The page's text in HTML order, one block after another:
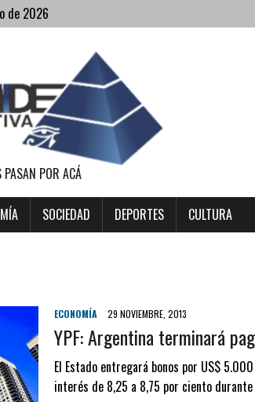
de 2026
POR ACÁ
SOCIEDAD DEPORTES CULTURA
ECONOMÍA 29 NOVIEMBRE, 2013
YPF: Argentina terminará
El Estado entregará bonos por US$
interés de 8,25 a 8,75 por ciento durante